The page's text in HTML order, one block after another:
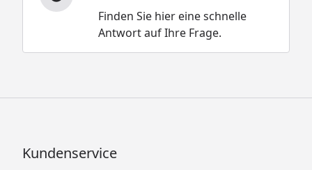
Finden Sie hier eine schnelle
Antwort auf Ihre Frage.
Kundenservice